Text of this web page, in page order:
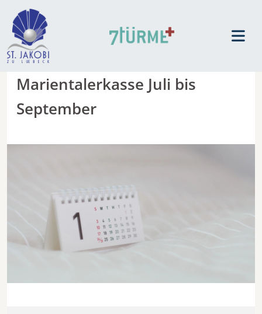
Marientalerkasse Juli bis
September